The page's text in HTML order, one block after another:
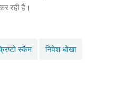
रही है।
स्कैम निवेश धोखा